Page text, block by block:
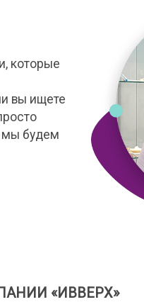
которые
вы ищете
мы будем
«ИВВЕРХ»